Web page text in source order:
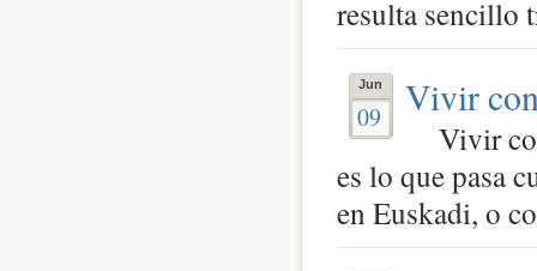
resulta sencillo
Jun
09 Vivir
Vivir
es lo que pasa
en Euskadi, o